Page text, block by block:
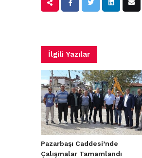
İlgili Yazılar
Pazarbaşı Caddesi’nde
Çalışmalar Tamamlandı